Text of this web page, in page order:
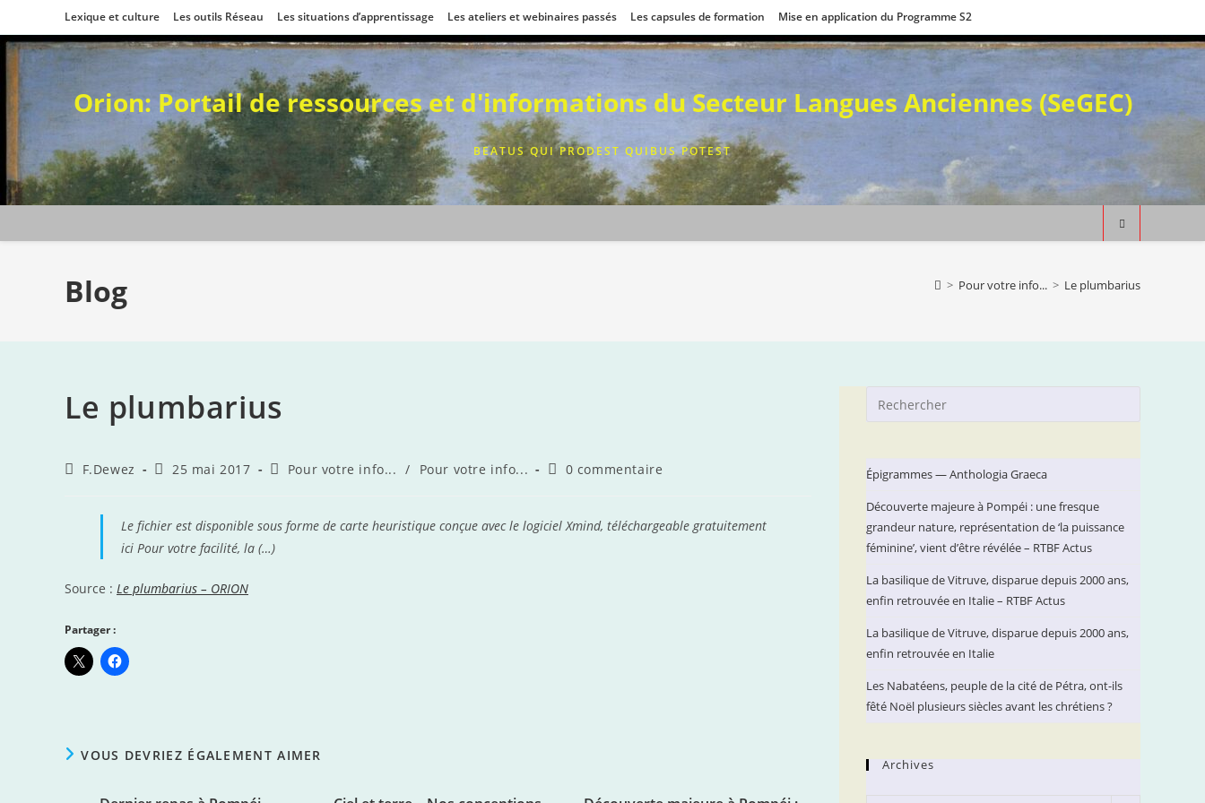
to
content
Lexique et culture Les outils Réseau Les situations d’apprentissage Les ateliers et webinaires passés Les capsules de formation Mise en application du Programme S2
Orion: Portail de ressources et d'informations du Secteur Langues Anciennes (SeGEC)
BEATUS QUI PRODEST QUIBUS POTEST
Blog > Pour votre info... > Le plumbarius
Le plumbarius
Auteur/autrice
publication :
F.Dewez
Publication
25 mai 2017
PostPour votre info... / Pour votre info...
Commentaires
publication :
0 commentaire
Le fichier est disponible sous forme de carte heuristique conçue avec le logiciel Xmind, téléchargeable gratuitement
ici Pour votre facilité, la (…)
Source : Le plumbarius – ORION
Partager :
VOUS DEVRIEZ ÉGALEMENT AIMER
Escape
close
Épigrammes — Anthologia Graeca
Découverte majeure à Pompéi : une fresque
grandeur nature, représentation de ‘la puissance
féminine’, vient d’être révélée – RTBF Actus
La basilique de Vitruve, disparue depuis 2000 ans,
enfin retrouvée en Italie – RTBF Actus
La basilique de Vitruve, disparue depuis 2000 ans,
enfin retrouvée en Italie
Les Nabatéens, peuple de la cité de Pétra, ont-ils
fêté Noël plusieurs siècles avant les chrétiens ?
Archives